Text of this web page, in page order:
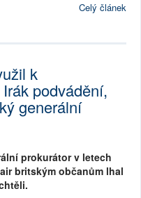
Celý článek
k
podvádění,
generální
prokurátor v letech
britským občanům lhal